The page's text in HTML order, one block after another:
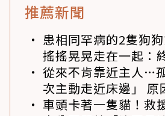
推薦新聞
患相同罕病的2隻狗
搖搖晃晃走在一起：
從來不肯靠近主人…
次主動走近床邊」 原
車頭卡著一隻貓！救